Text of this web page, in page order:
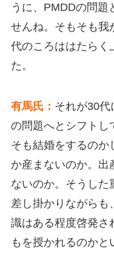
うに、PMDDの問題
せんね。そもそも我
代のころははたらく
た。
有馬氏： それが30代
の問題へとシフトし
そも結婚をするのか
か産まないのか。出
ないのか。そうした
差し掛かりながらも
識はある程度啓発さ
もを授かれるのかと